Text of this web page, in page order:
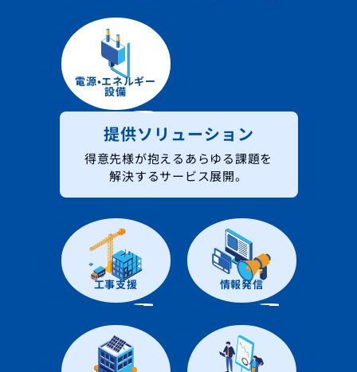
電源•エネルギー
設備
提供ソリューション
得意先様が抱えるあらゆる課題を
解決するサービス展開。
工事支援 情報発信